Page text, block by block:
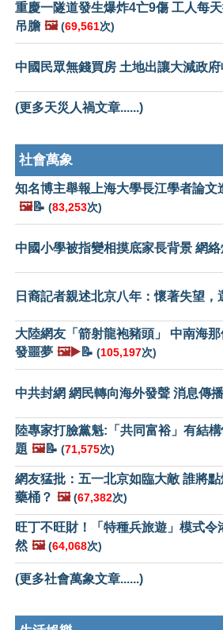
重慶一隧道發生爆炸4亡9傷 工人每
吊膽 🖼️ (69,561次)
中國民眾無錢買房 土地出讓大減政
(更多天災人禍文章......)
社會萬象
知名博主舉報上海大學長江學者論文
🖼️📝 (83,253次)
中國小學被指變相摸底家長背景 網
日裔記者親述北京八年：懷著失望，
大陸網友「箭射龍袍豬頭」 中南海
發噩夢 🖼️▶️📝 (105,197次)
中共封網 網民轉向海外發聲 消息傳
陸專家打臉黨魁:「共同富裕」有結構
題 🖼️📝 (71,575次)
網友猛批：五一北京如臨大敵 誰將
藥桶？ 🖼️ (67,382次)
旺丁不旺財！「特種兵旅遊」模式令
然 🖼️ (64,068次)
(更多社會萬象文章......)